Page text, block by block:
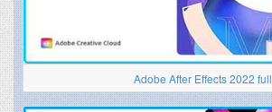
Adobe After Effects 2022 full